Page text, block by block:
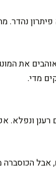
נהדר.
את
מדי.
אותו ב-1/2 כפית